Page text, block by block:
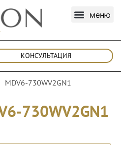
КОНСУЛЬТАЦИЯ
MDV6-730WV2GN1
730WV2GN1